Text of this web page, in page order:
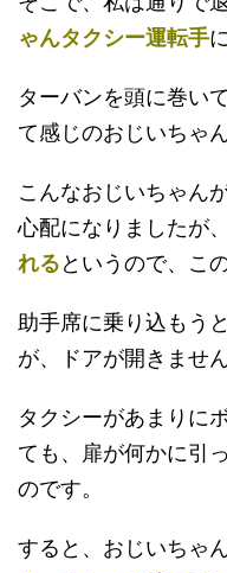
ゃんタクシー運転手
ターバンを頭に巻い
て感じのおじいちゃん
こんなおじいちゃん
心配になりましたが
れるというので、こ
助手席に乗り込もう
が、ドアが開きません
タクシーがあまりに
ても、扉が何かに引
のです。
すると、おじいちゃ